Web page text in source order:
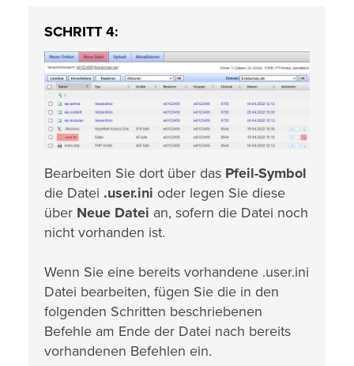
SCHRITT 4:
Bearbeiten Sie dort über das Pfeil-Symbol
die Datei .user.ini oder legen Sie diese
über Neue Datei an, sofern die Datei noch
nicht vorhanden ist.
Wenn Sie eine bereits vorhandene .user.ini
Datei bearbeiten, fügen Sie die in den
folgenden Schritten beschriebenen
Befehle am Ende der Datei nach bereits
vorhandenen Befehlen ein.